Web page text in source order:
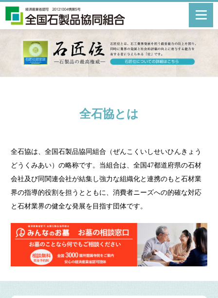
全石協とは
全石協は、全国石製品協同組合（ぜんこくいしせいひんきょう
どうくみあい）の略称です。当組合は、全国47都道府県の石材
会社及び同関連会社が結集し強力な組織化と連携のもと石材業
界の指導的役割を担うとともに、消費者ニーズへの的確な対応
と石材業界の健全な発展を目指す団体です。